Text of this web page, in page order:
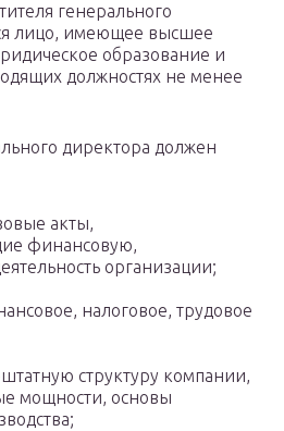
генерального
лицо, имеющее высшее
образование и
должностях не менее
директора должен
акты,
финансовую,
организации;
налоговое, трудовое
структуру компании,
мощности, основы